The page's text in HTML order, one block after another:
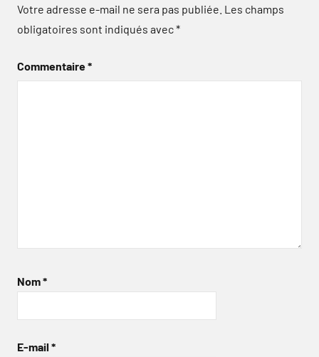
Votre adresse e-mail ne sera pas publiée. Les champs
obligatoires sont indiqués avec*
Commentaire*
Nom*
E-mail *